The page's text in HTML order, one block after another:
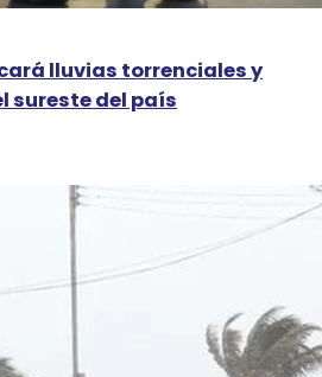
lluvias torrenciales y
sureste del país